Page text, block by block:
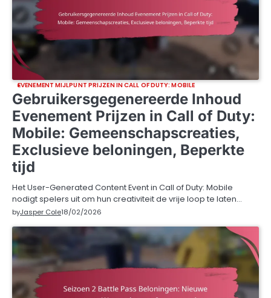
EVENEMENT MIJLPUNT PRIJZEN IN CALL OF DUTY: MOBILE
Gebruikersgegenereerde Inhoud
Evenement Prijzen in Call of Duty:
Mobile: Gemeenschapscreaties,
Exclusieve beloningen, Beperkte
tijd
Het User-Generated Content Event in Call of Duty: Mobile
nodigt spelers uit om hun creativiteit de vrije loop te laten…
byJasper Cole18/02/2026